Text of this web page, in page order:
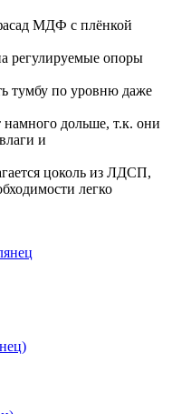
МДФ с плёнкой
регулируемые опоры
тумбу по уровню даже
дольше, т.к. они
и
цоколь из ЛДСП,
легко